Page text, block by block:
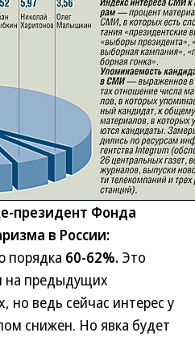
президент Фонда
в России:
порядка 60-62%. Это
на предыдущих
но ведь сейчас интерес у
снижен. Но явка будет